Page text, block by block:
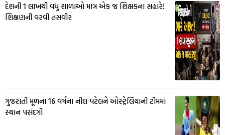
દેશની 1 લાખથી વધુ શાળાઓ માત્ર એક જ શિક્ષકના સહારે!
શિક્ષણની વરવી તસવીર
ગુજરાતી મૂળના 16 વર્ષના નીલ પટેલને ઓસ્ટ્રેલિયાની ટીમમાં
સ્થાન પસંદગી